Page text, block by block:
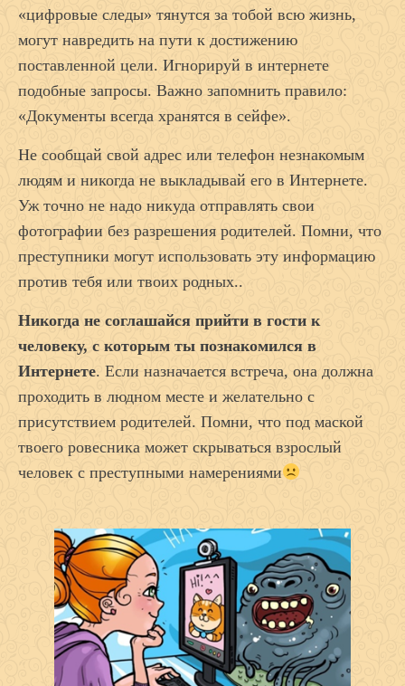
«цифровые следы» тянутся за тобой всю жизнь,
могут навредить на пути к достижению
поставленной цели. Игнорируй в интернете
подобные запросы. Важно запомнить правило:
«Документы всегда хранятся в сейфе».
Не сообщай свой адрес или телефон незнакомым
людям и никогда не выкладывай его в Интернете.
Уж точно не надо никуда отправлять свои
фотографии без разрешения родителей. Помни, что
преступники могут использовать эту информацию
против тебя или твоих родных..
Никогда не соглашайся прийти в гости к
человеку, с которым ты познакомился в
Интернете. Если назначается встреча, она должна
проходить в людном месте и желательно с
присутствием родителей. Помни, что под маской
твоего ровесника может скрываться взрослый
человек с преступными намерениями